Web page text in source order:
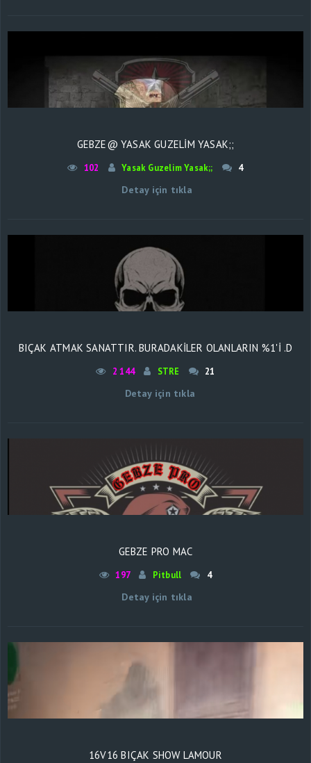
GEBZE@ YASAK GUZELIM YASAK;;
102 Yasak Guzelim Yasak;; 4
Detay için tıkla
BIÇAK ATMAK SANATTIR. BURADAKİLER OLANLARIN %1'İ .D
2 144 STRE 21
Detay için tıkla
GEBZE PRO MAC
197 Pitbull 4
Detay için tıkla
16V16 BIÇAK SHOW LAMOUR